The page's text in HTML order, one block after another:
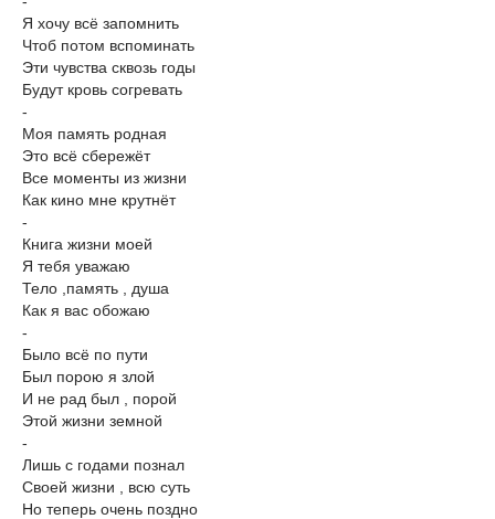
Я хочу всё запомнить
Чтоб потом вспоминать
Эти чувства сквозь годы
Будут кровь согревать
-
Моя память родная
Это всё сбережёт
Все моменты из жизни
Как кино мне крутнёт
-
Книга жизни моей
Я тебя уважаю
Тело ,память , душа
Как я вас обожаю
-
Было всё по пути
Был порою я злой
И не рад был , порой
Этой жизни земной
-
Лишь с годами познал
Своей жизни , всю суть
Но теперь очень поздно